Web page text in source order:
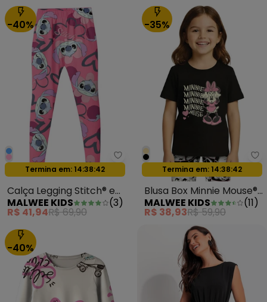
-40%
Malwee Kids - Calça Legging
Oferta relâmpago
Termina em: 14:38:39
Calça Legging Stitch® em
Cotton Rosa
MALWEE KIDS (3)
R$ 41,94R$ 69,90
-35%
Oferta relâmpago
Termina em: 14:38:39
Blusa Box Minnie Mouse®
Preto
MALWEE KIDS (11)
R$ 38,93R$ 59,90
-40%